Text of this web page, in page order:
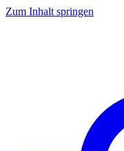
Zum Inhalt springen